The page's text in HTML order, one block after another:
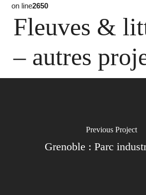
on line2650
Fleuves &
– autres
Previous Project
Grenoble : Parc